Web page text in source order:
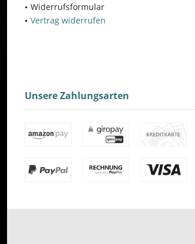
Widerrufsformular
Vertrag widerrufen
Unsere Zahlungsarten